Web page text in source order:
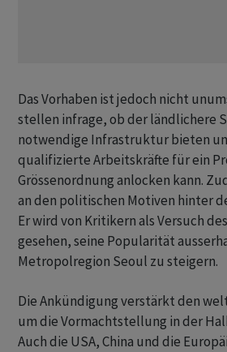
Das Vorhaben ist jedoch ​nicht
stellen infrage, ob der ländlichere
notwendige Infrastruktur bieten
qualifizierte Arbeitskräfte für ein
Grössenordnung anlocken kann.
an den politischen Motiven hinter
Er wird von Kritikern als Versuch
gesehen, seine Popularität
Metropolregion Seoul zu steigern.
Die Ankündigung ​verstärkt ​den
um die Vormachtstellung in ⁠der
Auch die USA, China und die